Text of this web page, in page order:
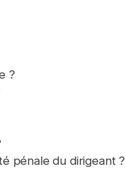
?
pénale du dirigeant ?